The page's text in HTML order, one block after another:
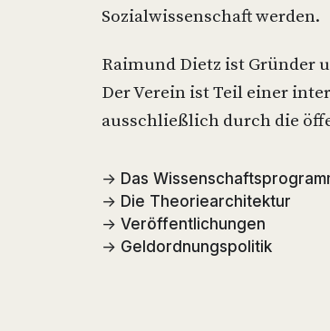
Sozialwissenschaft werden.
Raimund Dietz ist Gründer
Der Verein ist Teil einer
ausschließlich durch die
→ Das
→ Die Theoriearchitektur
→ Veröffentlichungen
→ Geldordnungspolitik